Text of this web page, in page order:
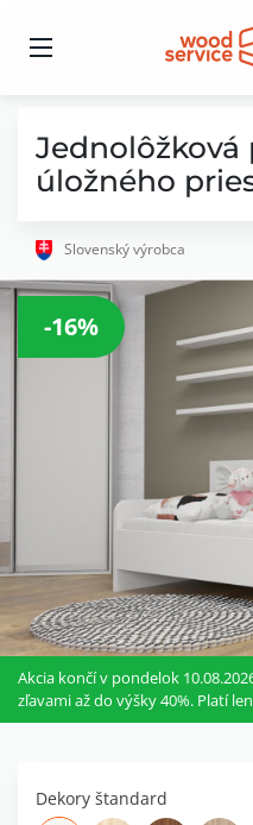
Jednolôžková
úložného
Slovenský výrobca
Akcia končí v pondelok
zľavami až do výšky 40%. Platí
-16%
Dekory štandard